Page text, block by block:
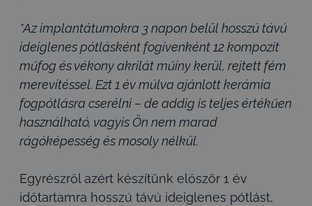
*Az implantátumokra 3 napon belül hosszú távú
ideiglenes pótlásként fogívenként 12 kompozit
műfog és vékony akrilát műíny kerül, rejtett fém
merevítéssel. Ezt 1 év múlva ajánlott kerámia
fogpótlásra cserélni – de addig is teljes értékűen
használható, vagyis Ön nem marad
rágóképesség és mosoly nélkül.
Egyrészről azért készítünk először 1 év
időtartamra hosszú távú ideiglenes pótlást,